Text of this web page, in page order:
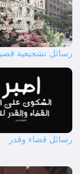
رسائل تشجيعية
رسائل قضاء وقدر